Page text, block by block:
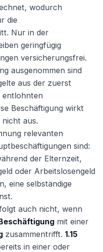
wodurch
die
Nur in der
geringfügig
versicherungsfrei.
ausgenommen sind
aus der zuerst
entlohnten
Beschäftigung wirkt
aus.
relevanten
sind:
der Elternzeit,
oder Arbeitslosengeld
eine selbständige
auch nicht, wenn
mit einer
zusammentrifft. 1.15
in einer oder